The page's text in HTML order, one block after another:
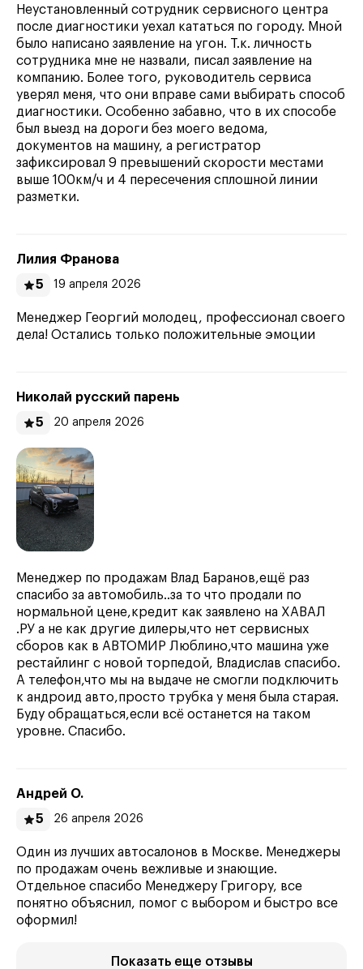
Неустановленный сотрудник сервисного центра
после диагностики уехал кататься по городу. Мной
было написано заявление на угон. Т.к. личность
сотрудника мне не назвали, писал заявление на
компанию. Более того, руководитель сервиса
уверял меня, что они вправе сами выбирать способ
диагностики. Особенно забавно, что в их способе
был выезд на дороги без моего ведома,
документов на машину, а регистратор
зафиксировал 9 превышений скорости местами
выше 100км/ч и 4 пересечения сплошной линии
разметки.
Лилия Франова
5
19 апреля 2026
Менеджер Георгий молодец, профессионал своего
дела! Остались только положительные эмоции
Николай русский парень
5
20 апреля 2026
Менеджер по продажам Влад Баранов,ещё раз
спасибо за автомобиль..за то что продали по
нормальной цене,кредит как заявлено на ХАВАЛ
.РУ а не как другие дилеры,что нет сервисных
сборов как в АВТОМИР Люблино,что машина уже
рестайлинг с новой торпедой, Владислав спасибо.
А телефон,что мы на выдаче не смогли подключить
к андроид авто,просто трубка у меня была старая.
Буду обращаться,если всё останется на таком
уровне. Спасибо.
Андрей О.
5
26 апреля 2026
Один из лучших автосалонов в Москве. Менеджеры
по продажам очень вежливые и знающие.
Отдельное спасибо Менеджеру Григору, все
понятно объяснил, помог с выбором и быстро все
оформил!
Показать еще отзывы